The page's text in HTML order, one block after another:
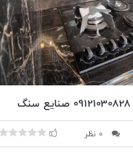
0 نظر